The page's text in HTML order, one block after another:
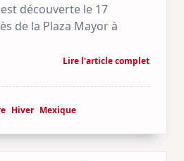
découverte le 17
de la Plaza Mayor à
Lire l'article complet
Hiver Mexique